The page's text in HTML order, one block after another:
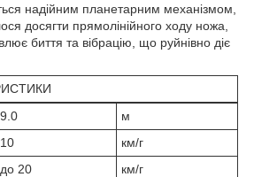
надійним планетарним механізмом,
досягти прямолінійного ходу ножа,
биття та вібрацію, що руйнівно діє
9.0
м
10
км/г
до 20 км/г